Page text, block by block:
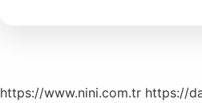
https://www.nini.com.tr https://